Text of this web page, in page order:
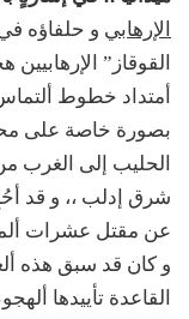
الإرهابي و حلفاؤه
القوقاز”
أمتداد خطوط
بصورة خاصة على
الحليب إلى الغرب
شرق إدلب ،، و قد
عن مقتل عشرات
و كان قد سبق هذه
القاعدة تأييدها